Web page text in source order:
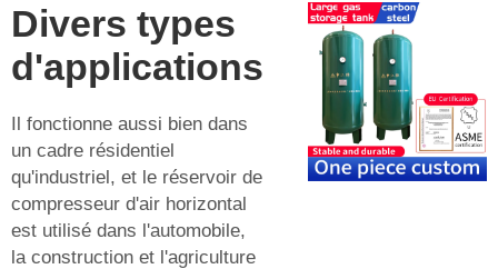
Divers types
d'applications
Il fonctionne aussi bien dans
un cadre résidentiel
qu'industriel, et le réservoir de
compresseur d'air horizontal
est utilisé dans l'automobile,
la construction et l'agriculture